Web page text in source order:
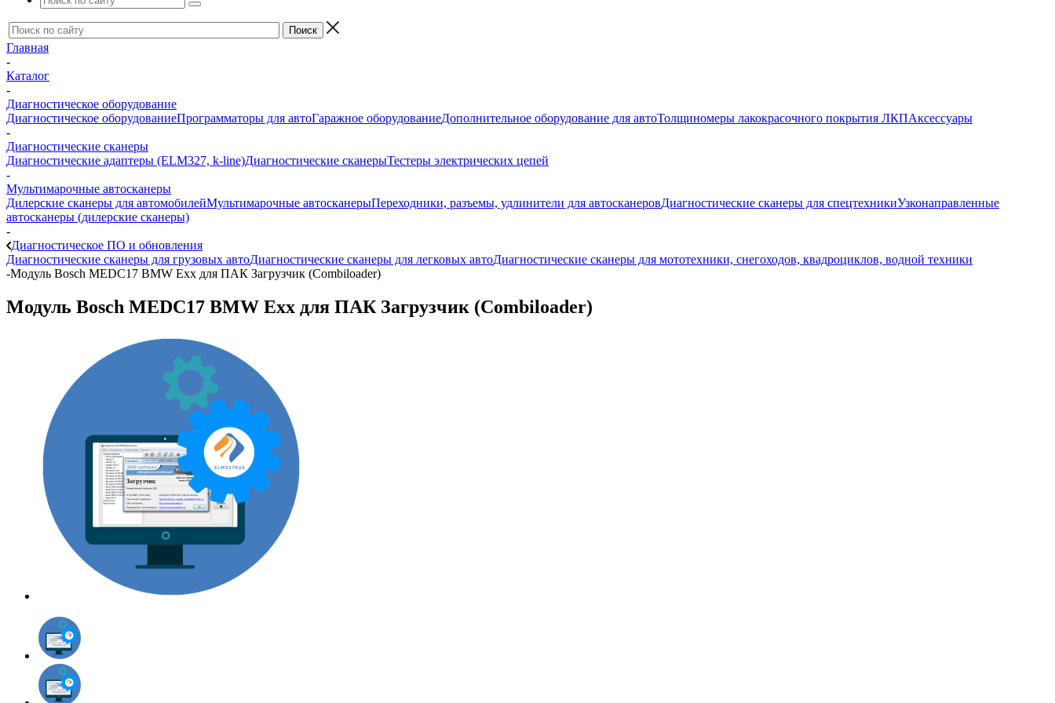
Главная
-
Каталог
-
Диагностическое оборудование
Диагностическое оборудованиеПрограмматоры для автоГаражное оборудованиеДополнительное оборудование для автоТолщиномеры лакокрасочного покрытия ЛКПАксессуары
-
Диагностические сканеры
Диагностические адаптеры (ELM327, k-line)Диагностические сканерыТестеры электрических цепей
-
Мультимарочные автосканеры
Дилерские сканеры для автомобилейМультимарочные автосканерыПереходники, разъемы, удлинители для автосканеровДиагностические сканеры для спецтехникиУзконаправленные
автосканеры (дилерские сканеры)
-
Диагностическое ПО и обновления
Диагностические сканеры для грузовых автоДиагностические сканеры для легковых автоДиагностические сканеры для мототехники, снегоходов, квадроциклов, водной техники
-Модуль Bosch MEDC17 BMW Exx для ПАК Загрузчик (Combiloader)
Модуль Bosch MEDC17 BMW Exx для ПАК Загрузчик (Combiloader)